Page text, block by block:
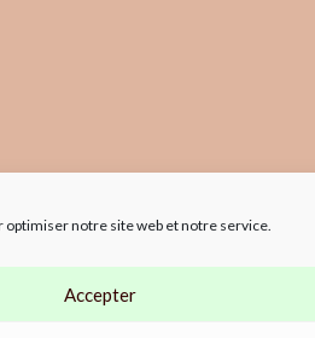
optimiser notre site web et notre service.
Accepter